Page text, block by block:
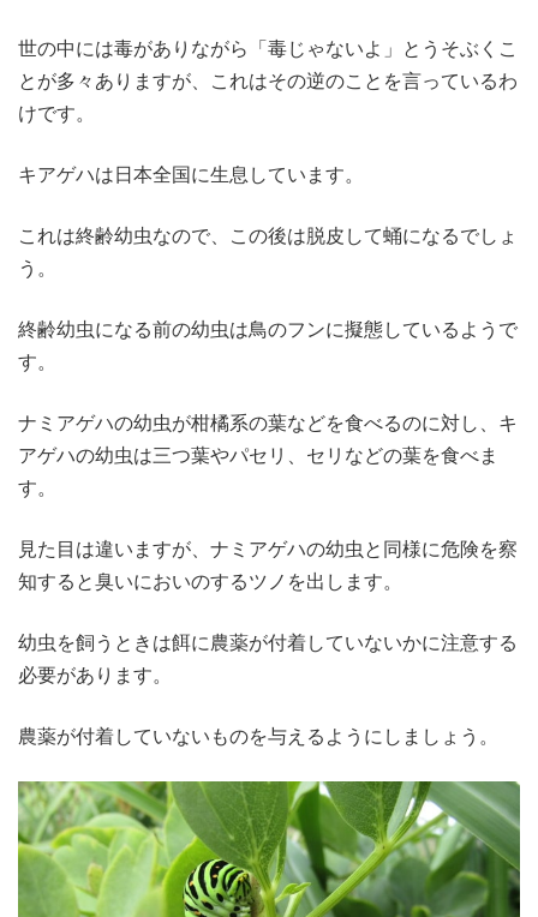
世の中には毒がありながら「毒じゃないよ」とうそぶくこ
とが多々ありますが、これはその逆のことを言っているわ
けです。
キアゲハは日本全国に生息しています。
これは終齢幼虫なので、この後は脱皮して蛹になるでしょ
う。
終齢幼虫になる前の幼虫は鳥のフンに擬態しているようで
す。
ナミアゲハの幼虫が柑橘系の葉などを食べるのに対し、キ
アゲハの幼虫は三つ葉やパセリ、セリなどの葉を食べま
す。
見た目は違いますが、ナミアゲハの幼虫と同様に危険を察
知すると臭いにおいのするツノを出します。
幼虫を飼うときは餌に農薬が付着していないかに注意する
必要があります。
農薬が付着していないものを与えるようにしましょう。